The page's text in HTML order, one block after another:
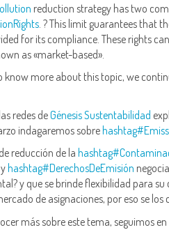
reduction strategy has two
. ? This limit guarantees that
for its compliance. These rights
as «market-based».
know more about this topic, we
redes deGénesis Sustentabilidad
indagaremos sobrehashtag#
reducción de la hashtag#
hashtag#DerechosDeEmisión
y que se brinde flexibilidad para
de asignaciones, por eso se
más sobre este tema, seguimos